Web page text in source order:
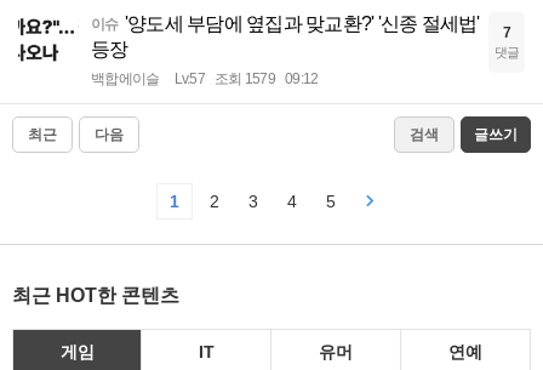
이슈 '양도세 부담에 옆집과 맞교환?' '신종 절세법'
등장
백합에이슬 Lv.57 조회 1579 09:12
7
댓글
최근 다음 검색 글쓰기
1 2 3 4 5
최근 HOT한 콘텐츠
게임 IT 유머 연예